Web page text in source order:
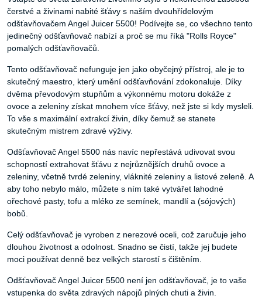
čerstvé a živinami nabité šťávy s naším dvouhřídelovým
odšťavňovačem Angel Juicer 5500! Podívejte se, co všechno tento
jedinečný odšťavňovač nabízí a proč se mu říká "Rolls Royce"
pomalých odšťavňovačů.
Tento odšťavňovač nefunguje jen jako obyčejný přístroj, ale je to
skutečný maestro, který umění odšťavňování zdokonaluje. Díky
dvěma převodovým stupňům a výkonnému motoru dokáže z
ovoce a zeleniny získat mnohem více šťávy, než jste si kdy mysleli.
To vše s maximální extrakcí živin, díky čemuž se stanete
skutečným mistrem zdravé výživy.
Odšťavňovač Angel 5500 nás navíc nepřestává udivovat svou
schopností extrahovat šťávu z nejrůznějších druhů ovoce a
zeleniny, včetně tvrdé zeleniny, vláknité zeleniny a listové zeleně. A
aby toho nebylo málo, můžete s ním také vytvářet lahodné
ořechové pasty, tofu a mléko ze semínek, mandlí a (sójových)
bobů.
Celý odšťavňovač je vyroben z nerezové oceli, což zaručuje jeho
dlouhou životnost a odolnost. Snadno se čistí, takže jej budete
moci používat denně bez velkých starostí s čištěním.
Odšťavňovač Angel Juicer 5500 není jen odšťavňovač, je to vaše
vstupenka do světa zdravých nápojů plných chuti a živin.